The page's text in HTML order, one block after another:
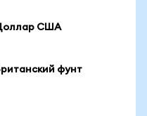
США
фунт